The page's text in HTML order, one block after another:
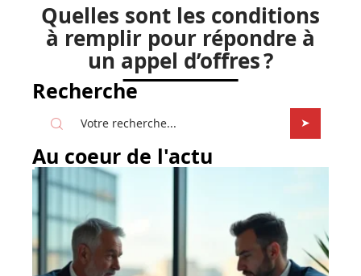
Quelles sont les conditions
à remplir pour répondre à
un appel d’offres ?
Recherche
Au coeur de l'actu